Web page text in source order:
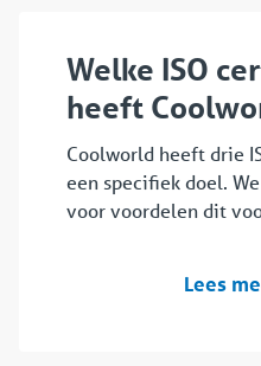
Welke ISO
heeft
Coolworld heeft drie
een specifiek doel.
voor voordelen dit
Lees